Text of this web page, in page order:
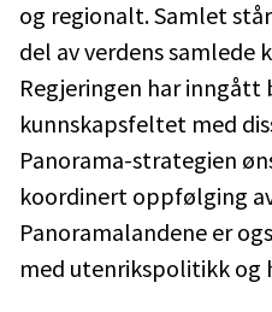
og regionalt. Samlet
del av verdens samlede
Regjeringen har
kunnskapsfeltet med
Panorama-strategien
koordinert oppfølging
Panoramalandene er
med utenrikspolitikk og